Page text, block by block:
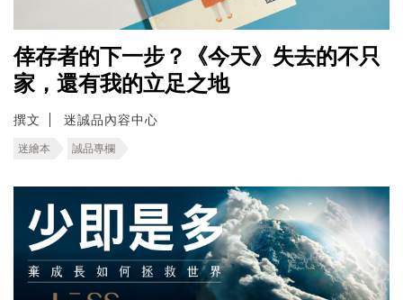
倖存者的下一步？《今天》失去的不只
家，還有我的立足之地
撰文 迷誠品內容中心
迷繪本 誠品專欄